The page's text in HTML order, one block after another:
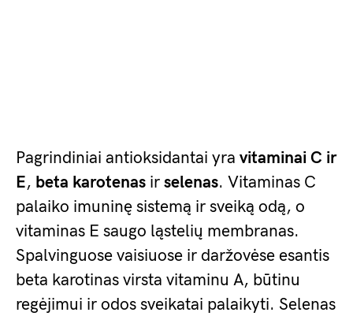
Pagrindiniai antioksidantai yra vitaminai C ir
E, beta karotenas ir selenas. Vitaminas C
palaiko imuninę sistemą ir sveiką odą, o
vitaminas E saugo ląstelių membranas.
Spalvinguose vaisiuose ir daržovėse esantis
beta karotinas virsta vitaminu A, būtinu
regėjimui ir odos sveikatai palaikyti. Selenas